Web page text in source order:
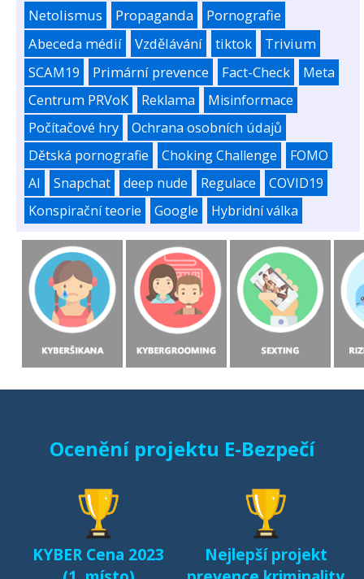
Netolismus
Propaganda
Pornografie
Abeceda médií
Vzdělávání tiktok
Trivium
SCAM19
Primární prevence Fact-Check
Meta
Centrum PRVoK
Reklama
Misinformace
Počítačové hry
Ochrana osobních údajů
Dětská pornografie
Choking Challenge
FOMO
AI
Snapchat deep nude Regulace
COVID19
Konspirační teorie
Google Hybridní válka
Ocenění projektu E-Bezpečí
KYBER Cena 2023
Nejlepší projekt